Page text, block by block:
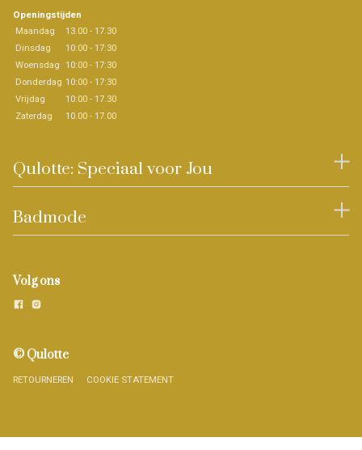
Openingstijden
Maandag
13.00 - 17.30
Dinsdag
10:00 - 17:30
Woensdag 10:00 - 17:30
Donderdag 10:00 - 17:30
Vrijdag
10:00 - 17.30
Zaterdag
10.00 - 17.00
Qulotte: Speciaal voor Jou
Badmode
Volg ons
© Qulotte
RETOURNEREN COOKIE STATEMENT